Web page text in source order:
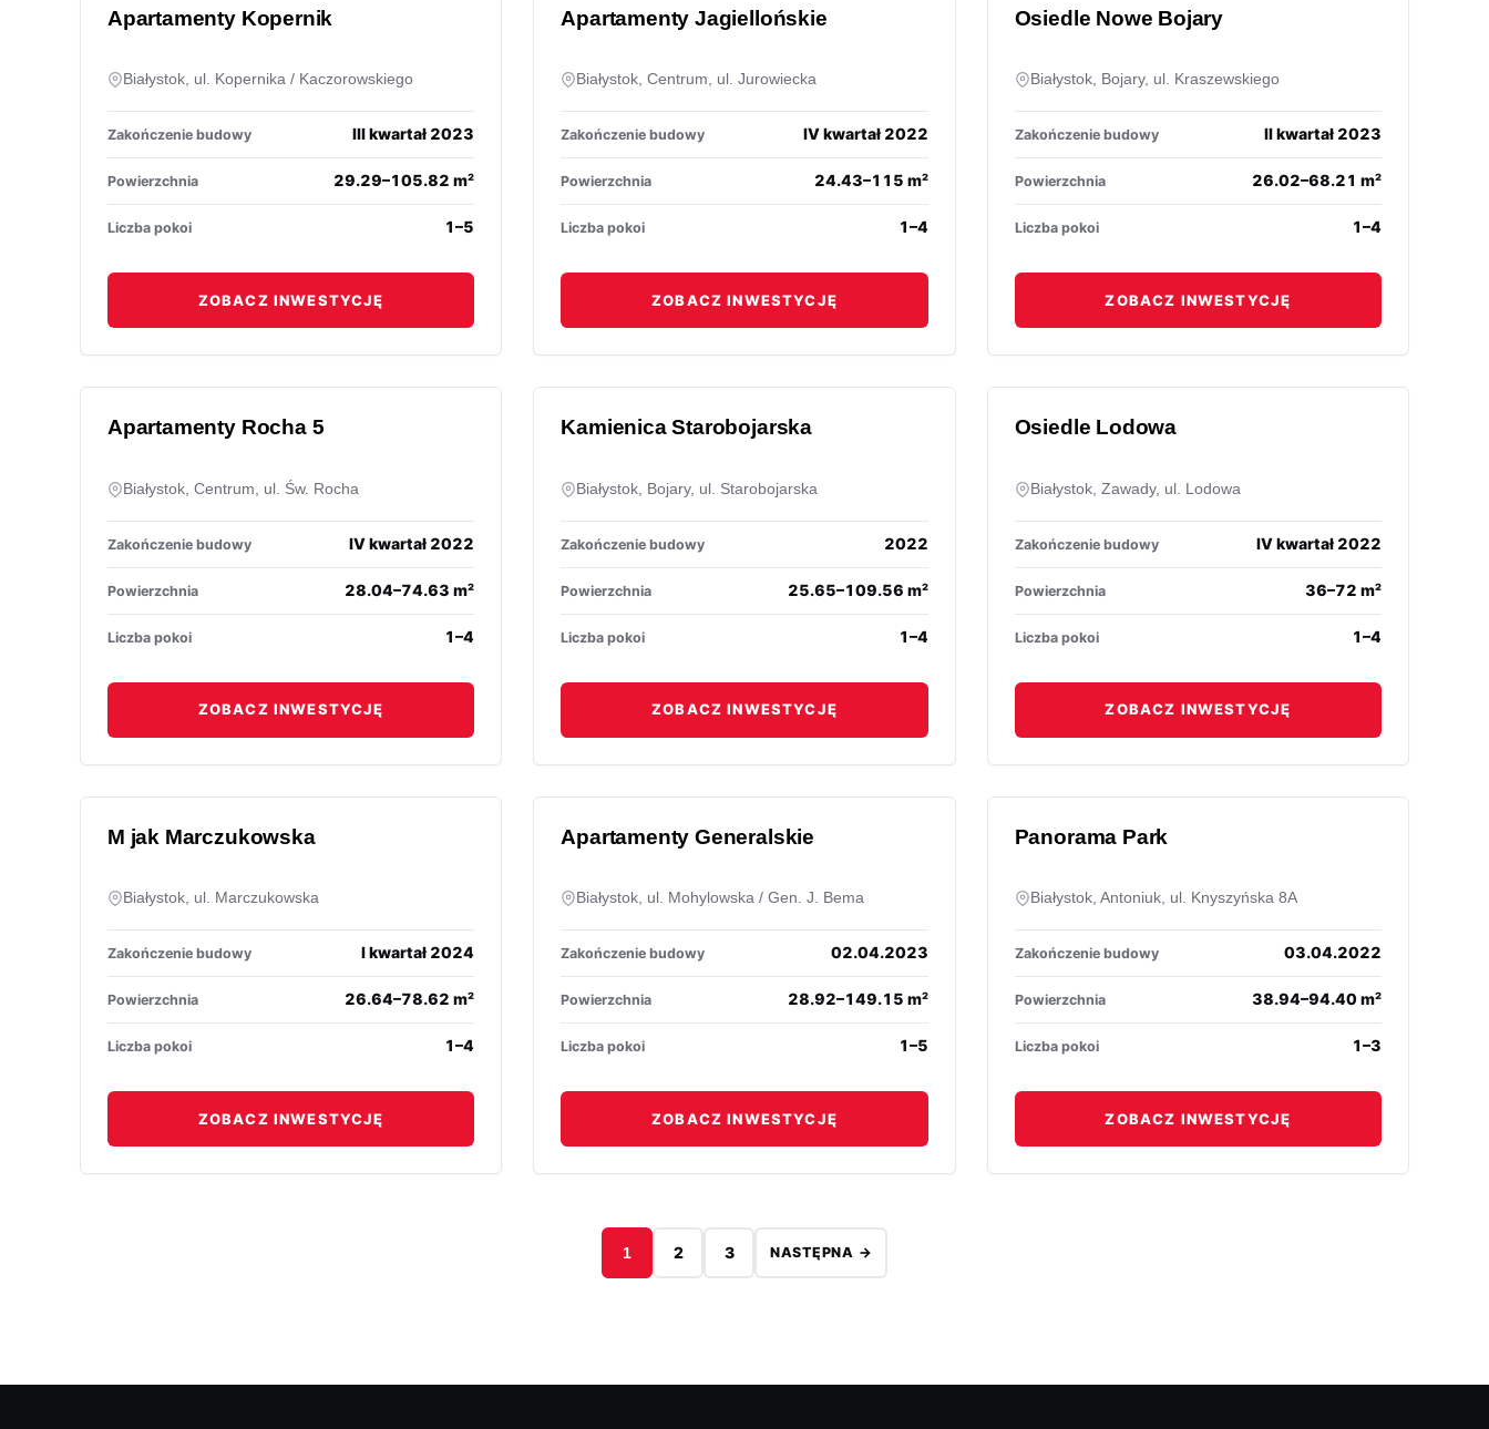
Apartamenty Kopernik
Białystok, ul. Kopernika / Kaczorowskiego
Zakończenie budowy III kwartał 2023
Powierzchnia 29.29–105.82 m²
Liczba pokoi 1–5
ZOBACZ INWESTYCJĘ
Apartamenty Jagiellońskie
Białystok, Centrum, ul. Jurowiecka
Zakończenie budowy IV kwartał 2022
Powierzchnia 24.43–115 m²
Liczba pokoi 1–4
ZOBACZ INWESTYCJĘ
Osiedle Nowe Bojary
Białystok, Bojary, ul. Kraszewskiego
Zakończenie budowy II kwartał 2023
Powierzchnia 26.02–68.21 m²
Liczba pokoi 1–4
ZOBACZ INWESTYCJĘ
Apartamenty Rocha 5
Białystok, Centrum, ul. Św. Rocha
Zakończenie budowy IV kwartał 2022
Powierzchnia 28.04–74.63 m²
Liczba pokoi 1–4
ZOBACZ INWESTYCJĘ
Kamienica Starobojarska
Białystok, Bojary, ul. Starobojarska
Zakończenie budowy 2022
Powierzchnia 25.65–109.56 m²
Liczba pokoi 1–4
ZOBACZ INWESTYCJĘ
Osiedle Lodowa
Białystok, Zawady, ul. Lodowa
Zakończenie budowy IV kwartał 2022
Powierzchnia 36–72 m²
Liczba pokoi 1–4
ZOBACZ INWESTYCJĘ
M jak Marczukowska
Białystok, ul. Marczukowska
Zakończenie budowy I kwartał 2024
Powierzchnia 26.64–78.62 m²
Liczba pokoi 1–4
ZOBACZ INWESTYCJĘ
Apartamenty Generalskie
Białystok, ul. Mohylowska / Gen. J. Bema
Zakończenie budowy 02.04.2023
Powierzchnia 28.92–149.15 m²
Liczba pokoi 1–5
ZOBACZ INWESTYCJĘ
Panorama Park
Białystok, Antoniuk, ul. Knyszyńska 8A
Zakończenie budowy 03.04.2022
Powierzchnia 38.94–94.40 m²
Liczba pokoi 1–3
ZOBACZ INWESTYCJĘ
1 2 3 NASTĘPNA →